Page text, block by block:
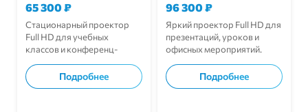
65 300₽
Стационарный проектор
Full HD для учебных
классов и конференц-
залов.
Подробнее
96 300₽
Яркий проектор Full HD для
презентаций, уроков и
офисных мероприятий.
Подробнее